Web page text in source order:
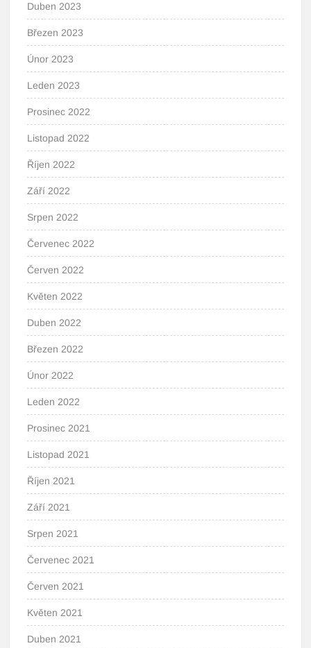
Duben 2023
Březen 2023
Únor 2023
Leden 2023
Prosinec 2022
Listopad 2022
Říjen 2022
Září 2022
Srpen 2022
Červenec 2022
Červen 2022
Květen 2022
Duben 2022
Březen 2022
Únor 2022
Leden 2022
Prosinec 2021
Listopad 2021
Říjen 2021
Září 2021
Srpen 2021
Červenec 2021
Červen 2021
Květen 2021
Duben 2021